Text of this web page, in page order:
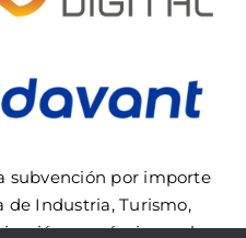
subvención por importe
de Industria, Turismo,
económica en los